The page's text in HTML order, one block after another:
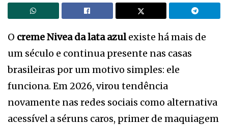
O creme Nivea da lata azulexiste há mais de
um século e continua presente nas casas
brasileiras por um motivo simples: ele
funciona. Em 2026, virou tendência
novamente nas redes sociais como alternativa
acessível a séruns caros, primer de maquiagem